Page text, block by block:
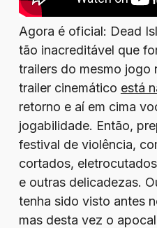
Agora é oficial: Dead
tão inacreditável que
trailers do mesmo jogo
trailer cinemático está
retorno e aí em cima
jogabilidade. Então,
festival de violência,
cortados,
e outras delicadezas.
tenha sido visto antes
mas desta vez o